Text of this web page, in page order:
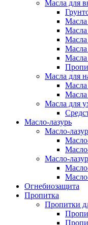
Масла для
Масла
Масла
Масла
Масла
Масла
Масла для
Масла
Масла
Масла для
Масло-лазурь
Масло-
Масло-
Огнебиозащита
Пропитка
Пропитки